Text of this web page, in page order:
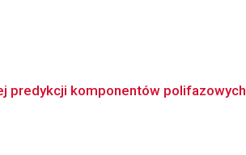
predykcji komponentów polifazowych